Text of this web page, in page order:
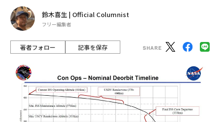
鈴木喜生 | Official Columnist
フリー編集者
著者フォロー 記事を保存